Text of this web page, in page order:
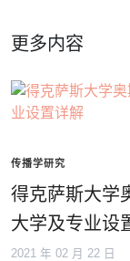
更多内容
传播学研究
得克萨斯大学
大学及专业设
2021 年 02 月 22 日